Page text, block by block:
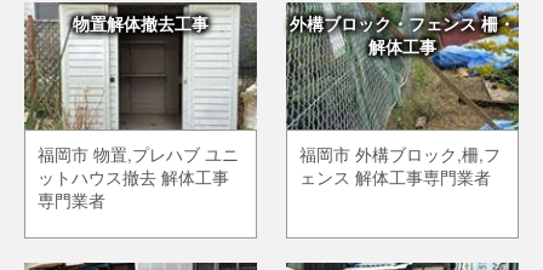
物置解体撤去工事
福岡市 物置,プレハブ ユニ
ットハウス撤去 解体工事
専門業者
外構ブロック・フェンス 柵・
解体工事
福岡市 外構ブロック,柵,フ
ェンス 解体工事専門業者